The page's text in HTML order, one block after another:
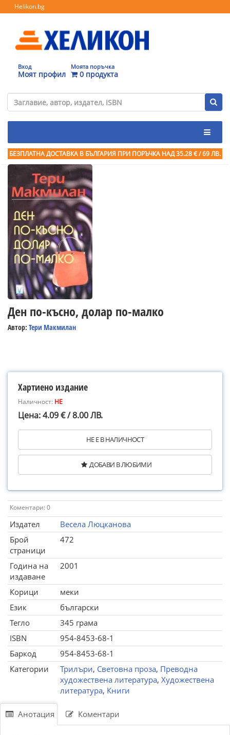
Helikon.bg
Вход
Моят профил
Моята поръчка
0 продукта
БЕЗПЛАТНА ДОСТАВКА В БЪЛГАРИЯ ПРИ ПОРЪЧКА НАД 35.28 € / 69 ЛВ.
Ден по-късно, долар по-малко
Автор: Тери Макмилан
Хартиено издание
Наличност: НЕ
Цена: 4.09 € / 8.00 ЛВ.
НЕ Е В НАЛИЧНОСТ
ДОБАВИ В ЛЮБИМИ
Коментари: 0
Издател
Весела Люцканова
Брой
страници
472
Година на
издаване
2001
Корици
меки
Език
български
Тегло
345 грама
ISBN
954-8453-68-1
Баркод
954-8453-68-1
Категории
Трилъри, Световна проза, Преводна
художествена литература, Художествена
литература, Книги
Анотация Коментари